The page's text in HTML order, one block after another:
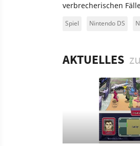
verbrecherischen
Spiel Nintendo DS
AKTUELLES